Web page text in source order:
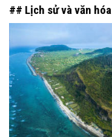
## Lịch sử và văn hóa